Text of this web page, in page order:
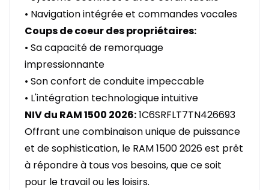
• Navigation intégrée et commandes vocales
Coups de coeur des propriétaires:
• Sa capacité de remorquage
impressionnante
• Son confort de conduite impeccable
• L'intégration technologique intuitive
NIV du RAM 1500 2026:1C6SRFLT7TN426693
Offrant une combinaison unique de puissance
et de sophistication, le RAM 1500 2026 est prêt
à répondre à tous vos besoins, que ce soit
pour le travail ou les loisirs.